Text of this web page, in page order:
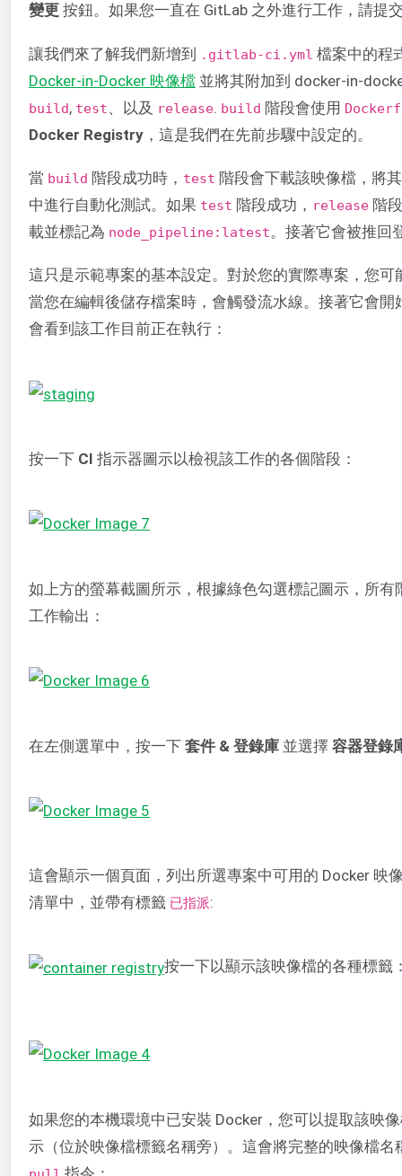
變更 按鈕。如果您一直在 GitLab 之外進行工作，請提
讓我們來了解我們新增到 .gitlab-ci.yml 檔案中的程
Docker-in-Docker 映像檔 並將其附加到 docker-in-
build, test、以及 release build 階段會使用
Docker Registry ，這是我們在先前步驟中設定的。
當 build 階段成功時， test 階段會下載該映像檔，將
中進行自動化測試。如果 test 階段成功， release 階
載並標記為 node_pipeline:latest。接著它會被推回
這只是示範專案的基本設定。對於您的實際專案，您
當您在編輯後儲存檔案時，會觸發流水線。接著它會
會看到該工作目前正在執行：
按一下 CI 指示器圖示以檢視該工作的各個階段：
如上方的螢幕截圖所示，根據綠色勾選標記圖示，所
工作輸出：
在左側選單中，按一下 套件 & 登錄庫 並選擇 容器登錄
這會顯示一個頁面，列出所選專案中可用的 Docker 映
清單中，並帶有標籤 已指派:
按一下以顯示該映像檔的各種標籤
如果您的本機環境中已安裝 Docker，您可以提取該映
示（位於映像檔標籤名稱旁）。這會將完整的映像檔